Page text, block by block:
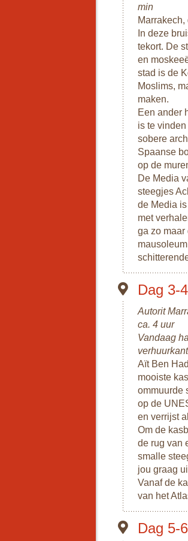
min
In deze
tekort. De
en
stad is de
Moslims,
maken.
Een ander
is te
sobere
Spaanse
op de
De Media
steegjes
de Media
met
ga zo maar
Dag 3-
Autorit
ca. 4 uur
Vandaag
Aït Ben
mooiste
ommuurde
op de
en verrijst
Om de
de rug van
smalle
jou graag
Vanaf de
van het
Dag 5-